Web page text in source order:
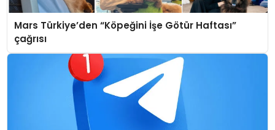
Mars Türkiye’den “Köpeğini İşe Götür Haftası”
çağrısı